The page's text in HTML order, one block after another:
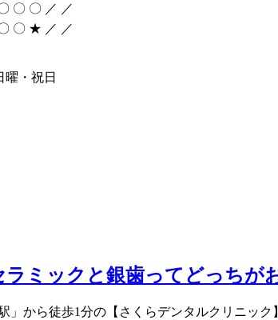
〇 〇 ／ ／
〇 ★ ／ ／
曜・祝日
ラミックと銀歯ってどっち
」から徒歩1分の【さくらデンタルクリニッ